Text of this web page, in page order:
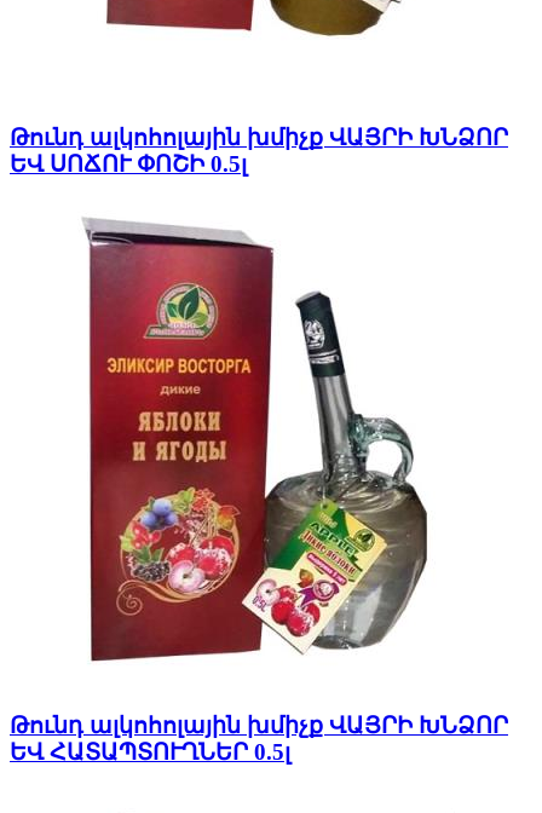
Թունդ ալկոհոլային խմիչք ՎԱՅՐԻ ԽՆՁՈՐ
ԵՎ ՍՈՃՈՒ ՓՈՇԻ 0.5լ
Թունդ ալկոհոլային խմիչք ՎԱՅՐԻ ԽՆՁՈՐ
ԵՎ ՀԱՏԱՊՏՈՒՂՆԵՐ 0.5լ